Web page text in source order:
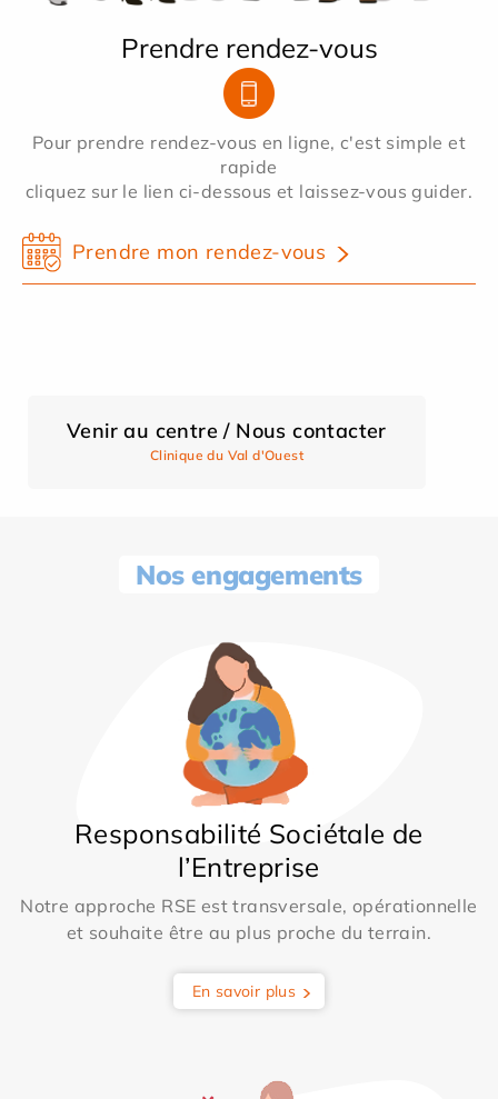
Prendre rendez-vous
Pour prendre rendez-vous en ligne, c'est simple et
rapide
cliquez sur le lien ci-dessous et laissez-vous guider.
Prendre mon rendez-vous
Venir au centre / Nous contacter
Clinique du Val d'Ouest
Nos engagements
Responsabilité Sociétale de
l’Entreprise
Notre approche RSE est transversale, opérationnelle
et souhaite être au plus proche du terrain.
En savoir plus